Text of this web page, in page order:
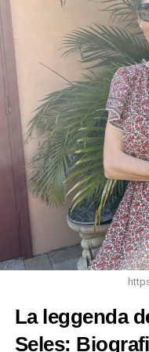
internazionali,
paese nel panorama
nel gestire la pressione
del lavoro instancabile
generazioni future di
L’Impegno
Oltre alle sue gesta sul
ha dimostrato un
sport in Italia. Ha
volte a diffondere la
lavorando con giovani
di sviluppo deltennis
di creare un ambiente
formazione dei futuri
La leggenda
Seles: